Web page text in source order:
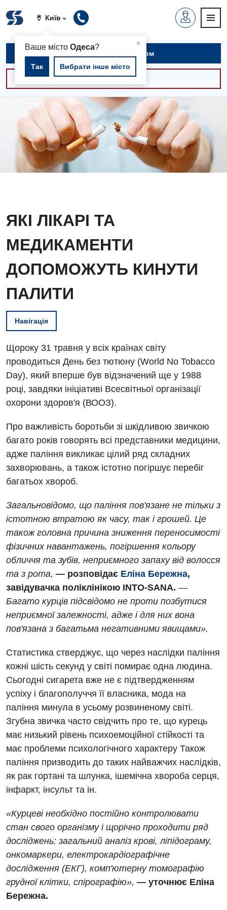
Київ
×
Ваше містоОдеса?
Так Вибрати інше місто
Вакансії
Заходи БПР
Інтернатура
Енциклопедія
Програма лояльності
Діагностика
Діагностичне відділення
Ендоскопічне відділення
Інструментальна діагностика
УЗД
Для дорослих
Акушерство і гінекологія
Алергологія, імунологія
Андрологія
Безоплатні послуги
Вакцинація
Гастроентерологія
Гематологія
Дерматовенерологія
Дієтологія
Ендокринологія
Декларування
Національний скринінг здоров’я 40+
Українська
Російська
Записатися на прийом
Консультації -30%
ЯКІ ЛІКАРІ ТА
МЕДИКАМЕНТИ
ДОПОМОЖУТЬ КИНУТИ
ПАЛИТИ
Навігація
Щороку 31 травня у всіх країнах світу
проводиться День без тютюну (World No Tobacco
Day), який вперше був відзначений ще у 1988
році, завдяки ініціативі Всесвітньої організації
охорони здоров'я (ВООЗ).
Про важливість боротьби зі шкідливою звичкою
багато років говорять всі представники медицини,
адже паління викликає цілий ряд складних
захворювань, а також істотно погіршує перебіг
багатьох хвороб.
Загальновідомо, що паління пов'язане не тільки з
істотною втратою як часу, так і грошей. Це
також головна причина зниження переносимості
фізичних навантажень, погіршення кольору
обличчя та зубів, неприємного запаху від волосся
та з рота, — розповідає Еліна Бережна,
завідувачка поліклінікою INTO-SANA. —
Багато курців підсвідомо не проти позбутися
неприємної залежності, адже і для них вона
пов'язана з багатьма негативними явищами».
Статистика стверджує, що через наслідки паління
кожні шість секунд у світі помирає одна людина.
Сьогодні сигарета вже не є підтвердженням
успіху і благополуччя її власника, мода на
паління минула в усьому розвиненому світі.
Згубна звичка часто свідчить про те, що курець
має низький рівень психоемоційної стійкості та
має проблеми психологічного характеру Також
паління призводить до таких найважчих наслідків,
як рак гортані та шлунка, ішемічна хвороба серця,
інфаркт, інсульт та ін.
«Курцеві необхідно постійно контролювати
стан свого організму і щорічно проходити ряд
досліджень: загальний аналіз крові, ліпідограму,
онкомаркери, електрокардіографічне
дослідження (ЕКГ), комп'ютерну томографію
грудної клітки, спірографію», — уточнює Еліна
Бережна.